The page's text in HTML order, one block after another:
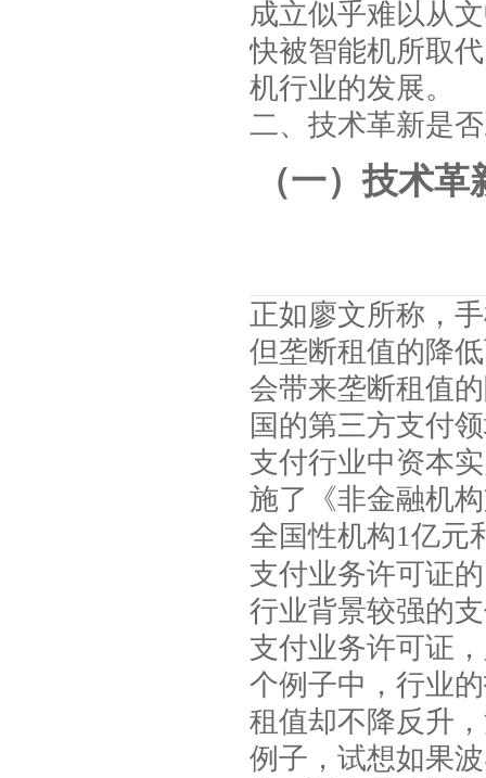
成立似乎难以从
快被智能机所取
机行业的发展。
二、技术革新是
（一）技术
正如廖文所称，
但垄断租值的降
会带来垄断租值
国的第三方支付
支付行业中资本
施了《非金融机
全国性机构1亿元
支付业务许可证
行业背景较强的
支付业务许可证
个例子中，行业
租值却不降反升
例子，试想如果